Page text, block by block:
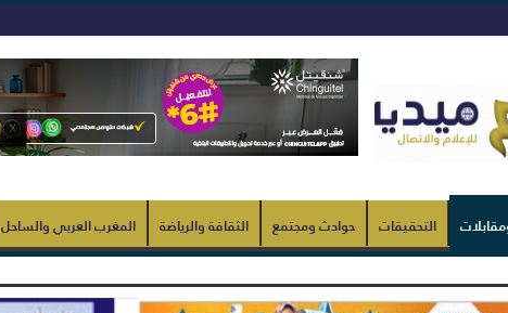
التحقيقات حوادث ومجتمع الثقافة والرياضة المغرب العربي والساحل